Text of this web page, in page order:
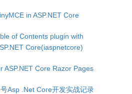
in ASP.NET Core
of Contents plugin with
Core(iaspnetcore)
ASP.NET Core Razor Pages
Asp .Net Core开发实战记录